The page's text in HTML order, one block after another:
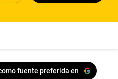
fuente preferida en